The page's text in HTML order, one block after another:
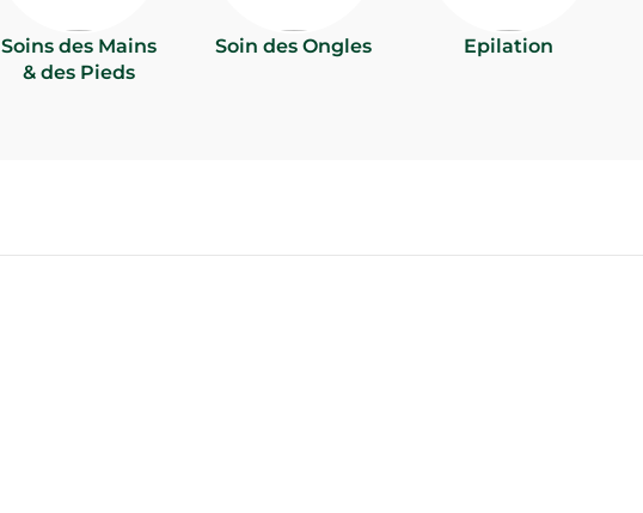
Soins des Mains
& des Pieds
Soin des Ongles Epilation